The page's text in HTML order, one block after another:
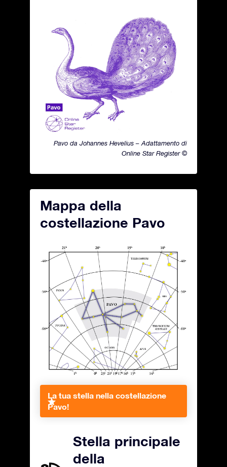
Pavo da Johannes Hevelius – Adattamento di
Online Star Register ©
Mappa della
costellazione Pavo
La tua stella nella costellazione
Pavo!
Stella principale
della